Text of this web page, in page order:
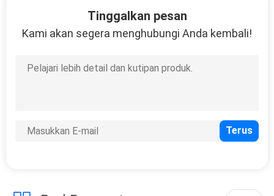
Kamar Mandi
Tinggalkan pesan
Kami akan segera menghubungi Anda kembali!